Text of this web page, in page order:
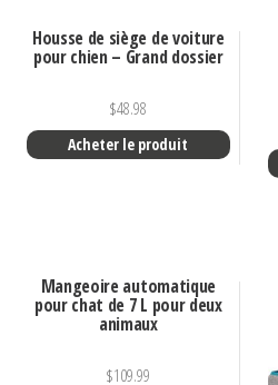
Housse de siège de voiture
pour chien – Grand dossier
$48.98
Acheter le produit
Mangeoire automatique
pour chat de 7 L pour deux
animaux
$109.99